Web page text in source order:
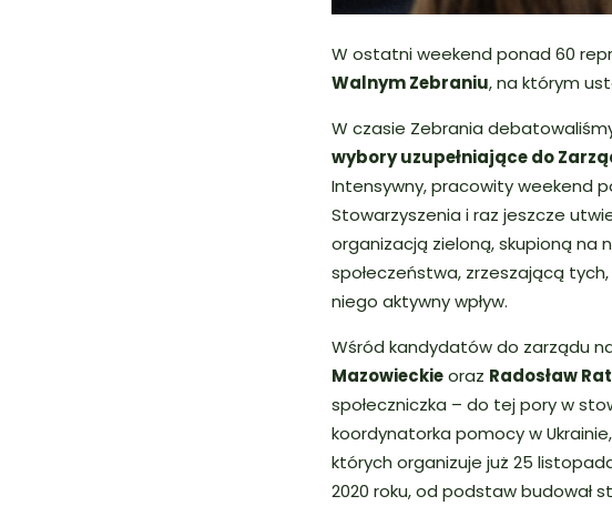
W ostatni weekend ponad 60
Walnym Zebraniu, na którym
W czasie Zebrania
wybory uzupełniające do
Intensywny, pracowity weekend
Stowarzyszenia i raz jeszcze
organizacją zieloną, skupioną na
społeczeństwa, zrzeszającą
niego aktywny wpływ.
Wśród kandydatów do zarządu
Mazowieckieoraz Radosław
społeczniczka – do tej pory w
koordynatorka pomocy w
których organizuje już 25
2020 roku, od podstaw budował